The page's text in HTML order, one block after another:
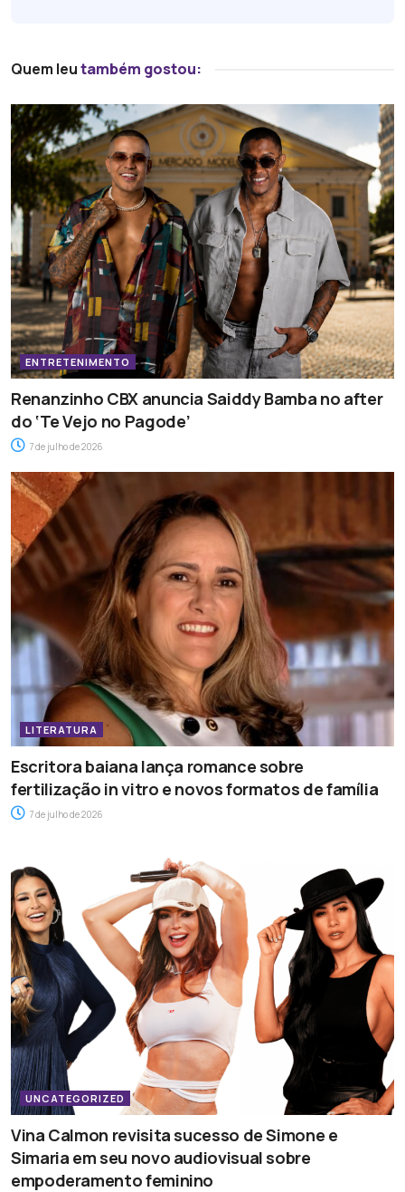
Quem leutambém gostou:
ENTRETENIMENTO
Renanzinho CBX anuncia Saiddy Bamba no after
do ‘Te Vejo no Pagode’
7 de julho de 2026
LITERATURA
Escritora baiana lança romance sobre
fertilização in vitro e novos formatos de família
7 de julho de 2026
UNCATEGORIZED
Vina Calmon revisita sucesso de Simone e
Simaria em seu novo audiovisual sobre
empoderamento feminino